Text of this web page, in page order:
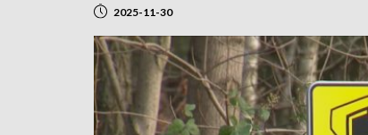
2025-11-30